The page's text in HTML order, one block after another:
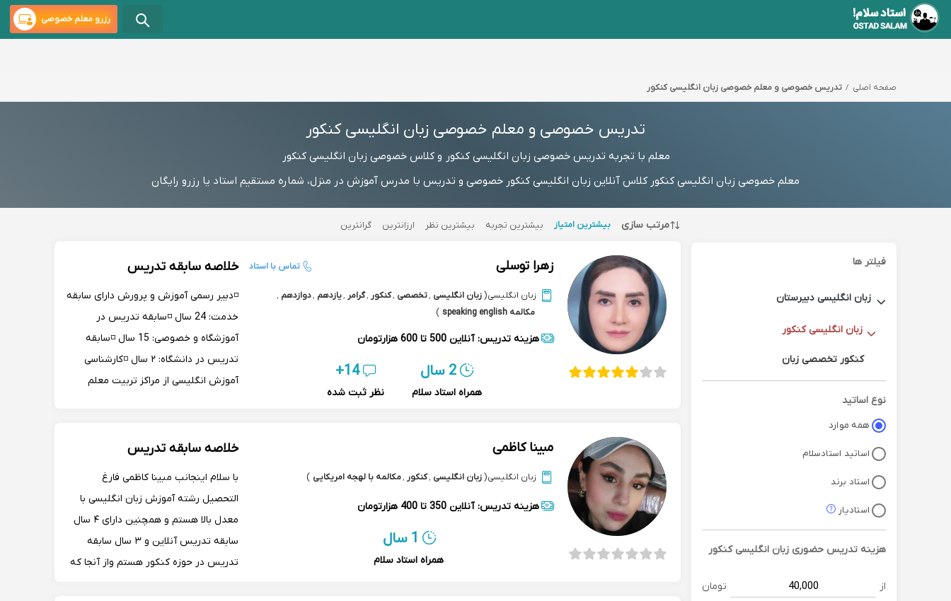
رزرو معلم خصوصی
صفحه اصلی تدریس خصوصی و معلم خصوصی زبان انگلیسی کنکور
تدریس خصوصی و معلم خصوصی زبان انگلیسی کنکور
معلم با تجربه تدریس خصوصی زبان انگلیسی کنکور و کلاس خصوصی زبان انگلیسی کنکور
معلم خصوصی زبان انگلیسی کنکور کلاس آنلاین زبان انگلیسی کنکور خصوصی و تدریس با مدرس آموزش در منزل، شماره مستقیم استاد یا رزرو رایگان
فیلتر ها
زبان انگلیسی دبیرستان
زبان انگلیسی کنکور
کنکور تخصصی زبان
نوع اساتید
همه موارد
اساتید استادسلام
استاد برند
استادیار
هزینه تدریس حضوری زبان انگلیسی کنکور
از تومان
مرتب سازی بیشترین امتیاز بیشترین تجربه بیشترین نظر ارزانترین گرانترین
زهرا توسلی تماس با استاد
زبان انگلیسی(زبان انگلیسی ,تخصصی ,کنکور ,گرامر ,یازدهم ,دوازدهم ,
مکالمه speaking english
)
هزینه تدریس: آنلاین 500 تا 600 هزارتومان
2 سال
همراه استاد سلام
14+
نظر ثبت شده
خلاصه سابقه تدریس
◽️دبیر رسمی آموزش و پرورش دارای سابقه
خدمت: 24 سال ◽️سابقه تدریس در
آموزشگاه و خصوصی: 15 سال ◽️سابقه
تدریس در دانشگاه: ۲ سال ◽️کارشناسی
آموزش انگلیسی از مراکز تربیت معلم
مبینا کاظمی
زبان انگلیسی(زبان انگلیسی ,کنکور ,مکالمه با لهجه امریکایی )
هزینه تدریس: آنلاین 350 تا 400 هزارتومان
1 سال
همراه استاد سلام
خلاصه سابقه تدریس
با سلام اینجانب مبینا کاظمی فارغ
التحصیل رشته آموزش زبان انگلیسی با
معدل بالا هستم و همچنین دارای ۴ سال
سابقه تدریس آنلاین و ۳ سال سابقه
تدریس در حوزه کنکور هستم واز آنجا که